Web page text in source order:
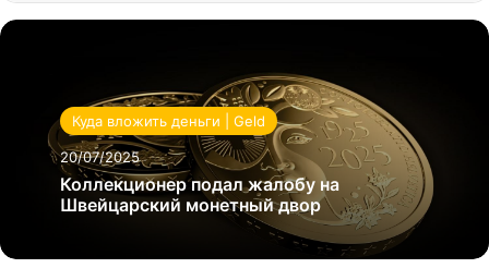
Куда вложить деньги | Geld
20/07/2025
Коллекционер подал жалобу на
Швейцарский монетный двор